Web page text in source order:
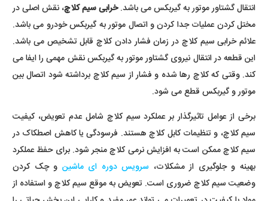
انتقال گشتاور موتور به گیربکس می باشد.خرابی سیم کلاچ، نقش اصلی در
مختل کردن عملیات جدا کردن و اتصال موتور به گیربکس خودرو می باشد.
علائم خرابی سیم کلاچ در زمان فشار دادن کلاچ قابل تشخیص می باشد.
این قطعه در انتقال نیروی گشتاور موتور به گیربکس نقش مهمی را ایفا می
کند. وقتی که کلاچ رها شده و فشار از سیم کلاچ برداشته شود اتصال بین
موتور و گیربکس قطع می شود.
برخی از عوامل تاثیرگذار بر عملکرد سیم کلاچ شامل عدم تعویض، کیفیت
سیم کلاچ، و تنظیمات کابل کلاچ هستند. فرسودگی یا کاهش اصطکاک در
سیم کلاچ ممکن است به افزایش نرمی کلاچ منجر شود. برای حفظ عملکرد
بهینه و جلوگیری از مشکلات، سرویس دوره ای ماشین و چک کردن
وضعیت سیم کلاچ ضروری است. تعویض به موقع سیم کلاچ و استفاده از